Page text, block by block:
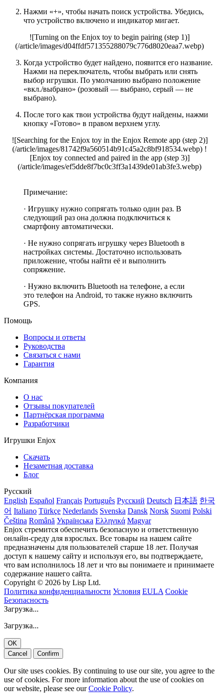
Нажми «+», чтобы начать поиск устройства. Убедись,
что устройство включено и индикатор мигает.
![Turning on the Enjox toy to begin pairing (step 1)]
(/article/images/d04ffdf571355288079c776d8020eaa7.webp)
Когда устройство будет найдено, появится его название.
Нажми на переключатель, чтобы выбрать или снять
выбор игрушки. По умолчанию выбрано положение
«вкл./выбрано» (розовый — выбрано, серый — не
выбрано).
После того как твои устройства будут найдены, нажми
кнопку «Готово» в правом верхнем углу.
![Searching for the Enjox toy in the Enjox Remote app (step 2)]
(/article/images/81742f9a560514b91c45a2c8bf918534.webp) !
[Enjox toy connected and paired in the app (step 3)]
(/article/images/ef5dde8f7bc0c3ff3a1439de01ab3fe3.webp)
Примечание:
· Игрушку нужно сопрягать только один раз. В
следующий раз она должна подключиться к
смартфону автоматически.
· Не нужно сопрягать игрушку через Bluetooth в
настройках системы. Достаточно использовать
приложение, чтобы найти её и выполнить
сопряжение.
· Нужно включить Bluetooth на телефоне, а если
это телефон на Android, то также нужно включить
GPS.
Помощь
Вопросы и ответы
Руководства
Связаться с нами
Гарантия
Компания
О нас
Отзывы покупателей
Партнёрская программа
Разработчики
Игрушки Enjox
Скачать
Незаметная доставка
Блог
Русский
English Español Français Português Русский Deutsch 日本語 한국
어 Italiano Türkçe Nederlands Svenska Dansk Norsk Suomi Polski
Čeština Română Українська Ελληνικά Magyar
Enjox стремится обеспечить безопасную и ответственную
онлайн-среду для взрослых. Все товары на нашем сайте
предназначены для пользователей старше 18 лет. Получая
доступ к нашему сайту и используя его, вы подтверждаете,
что вам исполнилось 18 лет и что вы понимаете и принимаете
содержание нашего сайта.
Copyright © 2026 by Lisp Ltd.
Политика конфиденциальности Условия EULA Cookie
Безопасность
Загрузка...
Загрузка...
OK
Cancel
Confirm
Our site uses cookies. By continuing to use our site, you agree to the
use of cookies. For more information about the use of cookies on
our website, please see ourCookie Policy.